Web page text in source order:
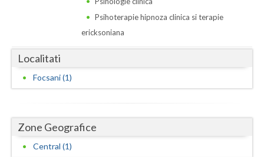
Giurgiu
Gorj
Hunedoara
Ialomita
Psihoterapie hipnoza clinica si terapie
ericksoniana
Localitati
Focsani (1)
Zone Geografice
Central (1)